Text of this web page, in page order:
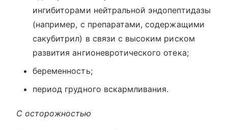
ингибиторами нейтральной эндопептидазы
(например, с препаратами, содержащими
сакубитрил) в связи с высоким риском
развития ангионевротического отека;
беременность;
период грудного вскармливания.
С осторожностью